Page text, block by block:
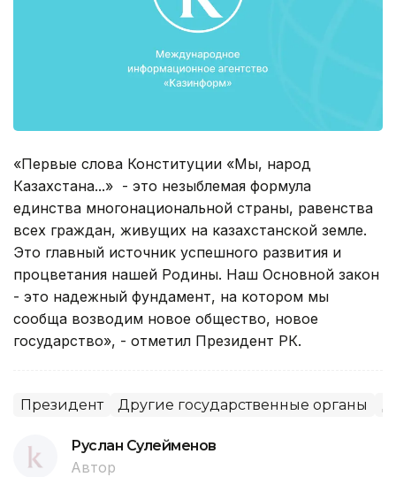
«Первые слова Конституции «Мы, народ
Казахстана...» - это незыблемая формула
единства многонациональной страны, равенства
всех граждан, живущих на казахстанской земле.
Это главный источник успешного развития и
процветания нашей Родины. Наш Основной закон
- это надежный фундамент, на котором мы
сообща возводим новое общество, новое
государство», - отметил Президент РК.
Президент Другие государственные органы
Руслан Сулейменов
Автор